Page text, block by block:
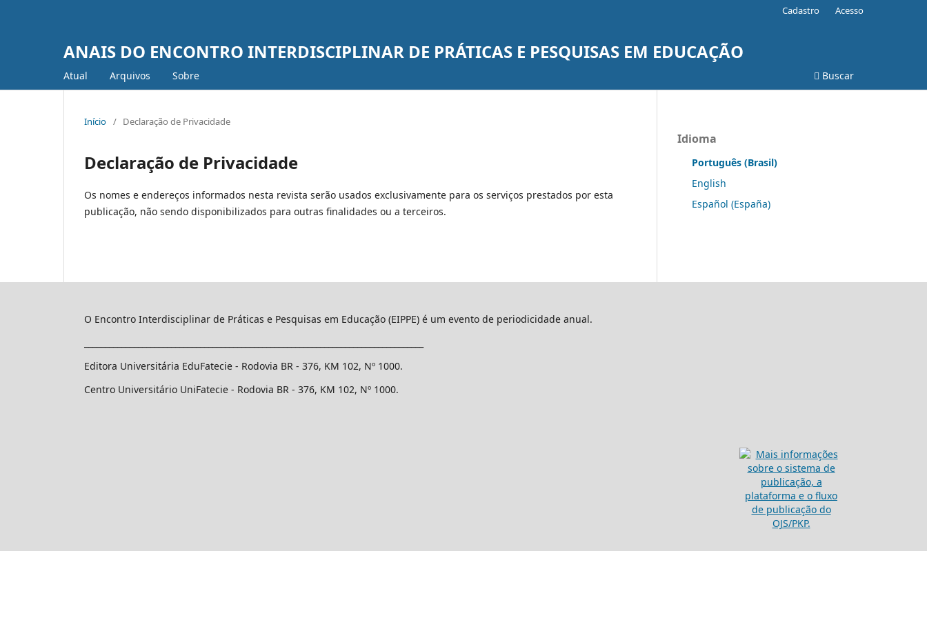
ANAIS DO ENCONTRO INTERDISCIPLINAR DE PRÁTICAS E PESQUISAS EM EDUCAÇÃO
Atual Arquivos Sobre Buscar
Cadastro Acesso
Início / Declaração de Privacidade
Declaração de Privacidade
Os nomes e endereços informados nesta revista serão usados exclusivamente para os serviços prestados por esta
publicação, não sendo disponibilizados para outras finalidades ou a terceiros.
Idioma
Português (Brasil)
English
Español (España)
O Encontro Interdisciplinar de Práticas e Pesquisas em Educação (EIPPE) é um evento de periodicidade anual.
Editora Universitária EduFatecie - Rodovia BR - 376, KM 102, Nº 1000.
Centro Universitário UniFatecie - Rodovia BR - 376, KM 102, Nº 1000.